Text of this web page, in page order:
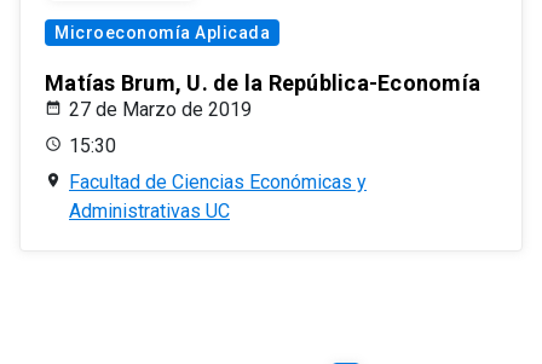
Microeconomía Aplicada
Matías Brum, U. de la República-Economía
27 de Marzo de 2019
15:30
Facultad de Ciencias Económicas y
Administrativas UC